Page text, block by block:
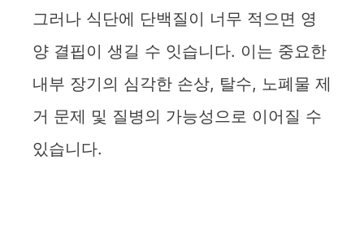
그러나 식단에 단백질이 너무 적으면 영
양 결핍이 생길 수 잇습니다. 이는 중요한
내부 장기의 심각한 손상, 탈수, 노폐물 제
거 문제 및 질병의 가능성으로 이어질 수
있습니다.